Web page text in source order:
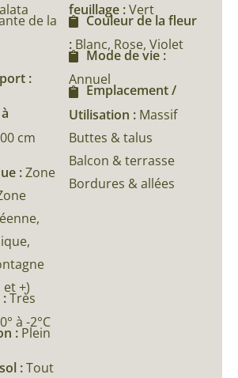
de la
:
cm
:Zone
+)
Très
à -2°C
: Plein
:Tout
feuillage :Vert
Couleur de la fleur
: Blanc, Rose, Violet
Mode de vie :
Annuel
Emplacement /
Utilisation : Massif
Buttes & talus
Balcon & terrasse
Bordures & allées